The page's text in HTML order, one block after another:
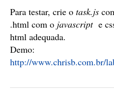
Para testar, crie o task.js
.html com o javascripte
html adequada.
Demo:
http://www.chrisb.com.br/